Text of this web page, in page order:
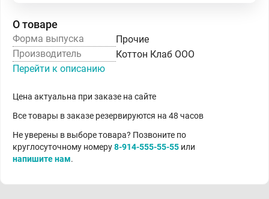
О товаре
Форма выпуска
Прочие
Производитель
Коттон Клаб ООО
Перейти к описанию
Цена актуальна при заказе на сайте
Все товары в заказе резервируются на 48 часов
Не уверены в выборе товара? Позвоните по
круглосуточному номеру8-914-555-55-55 или
напишите нам.